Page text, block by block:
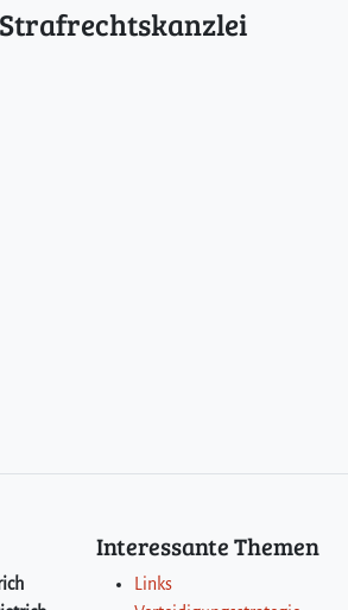
Interessante Themen
Links